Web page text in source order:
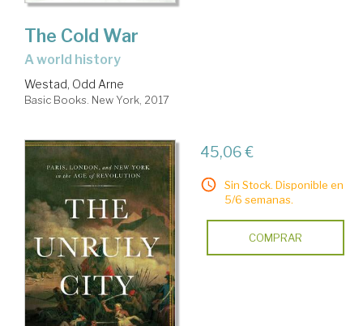
The Cold War
a world history
Westad, Odd Arne
Basic Books. New York, 2017
45,06 €
Sin Stock. Disponible en
5/6 semanas.
COMPRAR